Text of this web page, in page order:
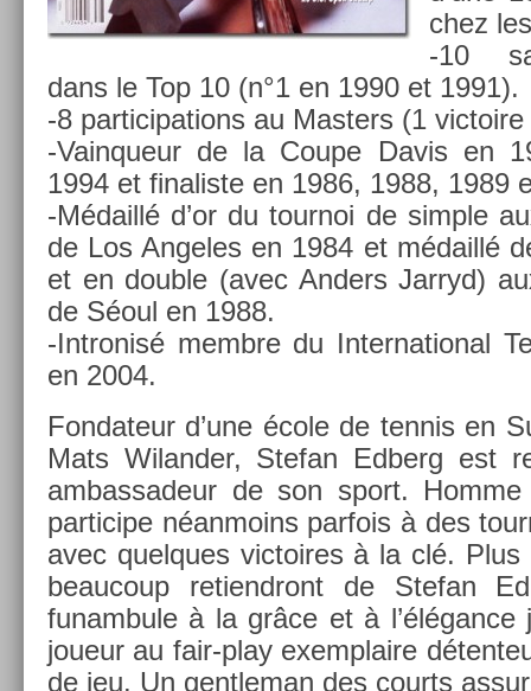
chez
-10
dans le Top 10 (n°1 en 1990 et 1991).
-8 par­ticipa­tions au Mast­ers (1
-Vainqueur de la Coupe Davis en
1994 et fin­alis­te en 1986, 1988, 1989
-Médaillé d’or du tour­noi de sim­ple
de Los An­geles en 1984 et médaillé
et en doub­le (avec An­d­ers Jar­ryd)
de Séoul en 1988.
-Intronisé mem­bre du In­ter­nation­al
en 2004.
Fon­dateur d’une école de ten­nis en
Mats Wiland­er, Stefan Ed­berg est
am­bassadeur de son sport.
par­ticipe néan­moins par­fois à des
avec quel­ques vic­toires à la clé.
be­aucoup re­tiendront de Stefan
funam­bule à la grâce et à l’élégance
joueur au fair-play ex­emplaire
de jeu. Un gentleman des co­urts